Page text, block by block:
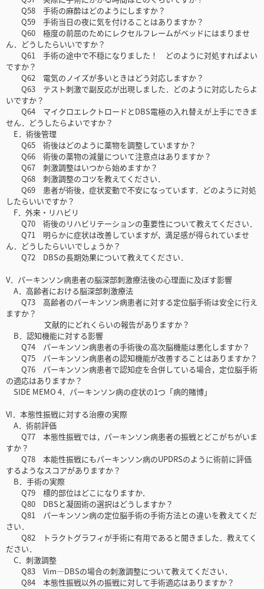
Q58 手術の麻酔はどのようにしますか？
Q59 手術当日の夜に気を付けることはありますか？
Q60 極度の前屈のためにレクセルフレームがベッドにはまりませ
ん．どうしたらいいですか？
Q61 手術の途中で不穏になりました！ どのように対処すればよい
ですか？
Q62 電気のノイズが多いときはどう対応しますか？
Q63 テスト刺激で副反応が出現しました．どのように対応したらよ
いですか？
Q64 マイクロエレクトロードとDBS電極の入れ替えが上手にできま
せん．どうしたらよいですか？
E．術後管理
Q65 術後はどのように薬物を調整していますか？
Q66 術後の薬物の減量について注意点はありますか？
Q67 刺激調整はいつから始めますか？
Q68 刺激調整のコツを教えてください．
Q69 患者が術後，症状変動で不安になっています．どのように対処
したらいいですか？
F．外来・リハビリ
Q70 術後のリハビリテーションの重要性について教えてください．
Q71 明らかに症状は改善していますが，満足感が得られていませ
ん．どうしたらいいでしょうか？
Q72 DBSの長期効果について教えてください．
V．パーキンソン病患者の脳深部刺激療法後の心理面に及ぼす影響
A．高齢者における脳深部刺激療法
Q73 高齢者のパーキンソン病患者に対する定位脳手術は安全に行え
ますか？
文献的にどれくらいの報告がありますか？
B．認知機能に対する影響
Q74 パーキンソン病患者の手術後の高次脳機能は悪化しますか？
Q75 パーキンソン病患者の認知機能が改善することはありますか？
Q76 パーキンソン病患者で認知症を合併している場合，定位脳手術
の適応はありますか？
SIDE MEMO 4．パーキンソン病の症状の1つ「病的賭博」
VI．本態性振戦に対する治療の実際
A．術前評価
Q77 本態性振戦では，パーキンソン病患者の振戦とどこがちがいま
すか？
Q78 本能性振戦にもパーキンソン病のUPDRSのように術前に評価
するようなスコアがありますか？
B．手術の実際
Q79 標的部位はどこになりますか．
Q80 DBSと凝固術の選択はどうしますか？
Q81 パーキンソン病の定位脳手術の手術方法との違いを教えてくだ
さい．
Q82 トラクトグラフィが手術に有用であると聞きました．教えてく
ださい．
C．刺激調整
Q83 Vim—DBSの場合の刺激調整について教えてください．
Q84 本態性振戦以外の振戦に対して手術適応はありますか？